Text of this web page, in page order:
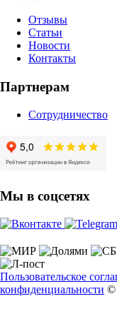
Отзывы
Статьи
Новости
Контакты
Партнерам
Сотрудничество
Мы в соцсетях
Пользовательское
конфиденциальности ©